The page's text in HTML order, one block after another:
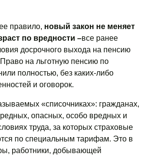
правило, новый закон не меняет
по вредности –все ранее
досрочного выхода на пенсию
на льготную пенсию по
полностью, без каких-либо
и оговорок.
«списочниках»: гражданах,
опасных, особо вредных и
труда, за которых страховые
по специальным тарифам. Это в
работники, добывающей